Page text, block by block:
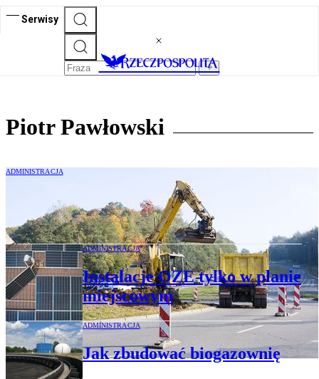
Serwisy
Piotr Pawłowski
ADMINISTRACJA
Partycypacja w remoncie dróg
ADMINISTRACJA
Instalacje OZE tylko w planie
miejscowym
ADMINISTRACJA
Jak zbudować biogazownię